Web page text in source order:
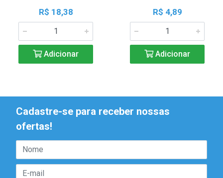
R$ 18,38
Adicionar
R$ 4,89
Adicionar
Cadastre-se para receber nossas
ofertas!